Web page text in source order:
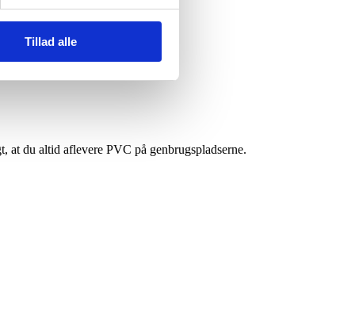
Tillad alle
du altid aflevere PVC på genbrugspladserne.